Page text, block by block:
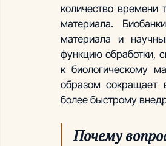
количество времени
материала.
материала и
функцию обработки,
к биологическому
образом сокращает
более быстрому
Почему